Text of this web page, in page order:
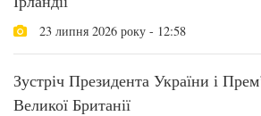
23 липня 2026 року - 12:58
Зустріч Президента України і
Великої Британії